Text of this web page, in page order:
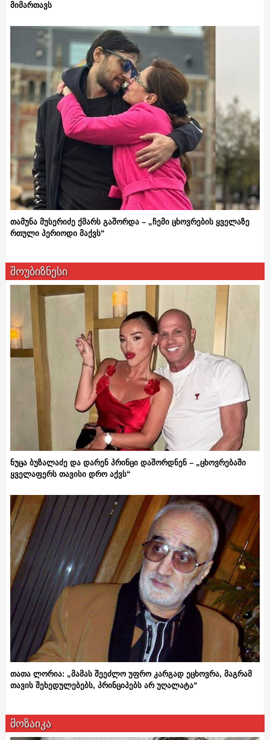
მიმართავს
თამუნა მუსერიძე ქმარს გაშორდა – „ჩემი ცხოვრების ყველაზე
რთული პერიოდი მაქვს“
შოუბიზნესი
ნუცა ბუზალაძე და დარენ პრინცი დაშორდნენ – „ცხოვრებაში
ყველაფერს თავისი დრო აქვს“
თათა ლორია: „მამას შეეძლო უფრო კარგად ეცხოვრა, მაგრამ
თავის შეხედულებებს, პრინციპებს არ უღალატა“
მოზაიკა